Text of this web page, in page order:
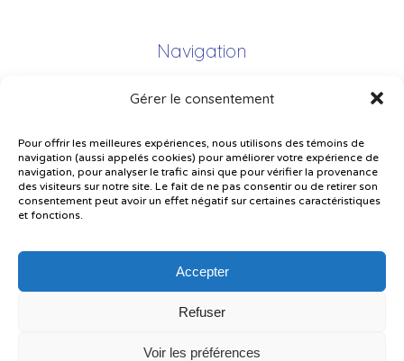
Gérer le consentement
Pour offrir les meilleures expériences, nous utilisons des témoins de
navigation (aussi appelés cookies) pour améliorer votre expérience de
navigation, pour analyser le trafic ainsi que pour vérifier la provenance
des visiteurs sur notre site. Le fait de ne pas consentir ou de retirer son
consentement peut avoir un effet négatif sur certaines caractéristiques
et fonctions.
Accepter
Refuser
Voir les préférences
Navigation
Plan du site
Plainte – service à l’élève
Politique de confidentialité